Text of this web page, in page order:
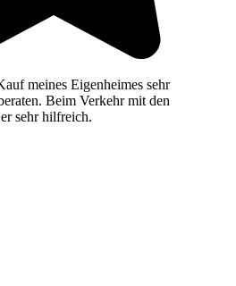
meines Eigenheimes sehr
Beim Verkehr mit den
sehr hilfreich.